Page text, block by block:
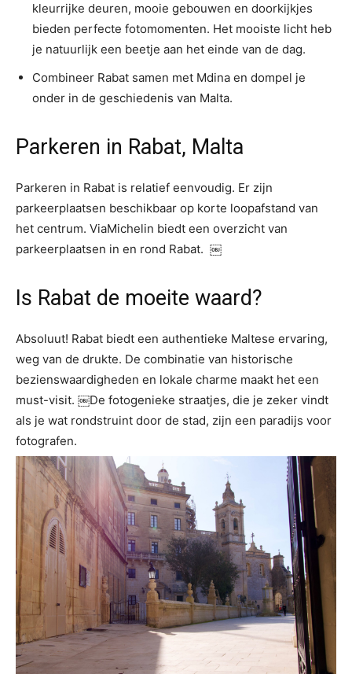
kleurrijke deuren, mooie gebouwen en doorkijkjes
bieden perfecte fotomomenten. Het mooiste licht heb
je natuurlijk een beetje aan het einde van de dag.
Combineer Rabat samen met Mdina en dompel je
onder in de geschiedenis van Malta.
Parkeren in Rabat, Malta
Parkeren in Rabat is relatief eenvoudig. Er zijn
parkeerplaatsen beschikbaar op korte loopafstand van
het centrum. ViaMichelin biedt een overzicht van
parkeerplaatsen in en rond Rabat. ￼
Is Rabat de moeite waard?
Absoluut! Rabat biedt een authentieke Maltese ervaring,
weg van de drukte. De combinatie van historische
bezienswaardigheden en lokale charme maakt het een
must-visit. ￼De fotogenieke straatjes, die je zeker vindt
als je wat rondstruint door de stad, zijn een paradijs voor
fotografen.